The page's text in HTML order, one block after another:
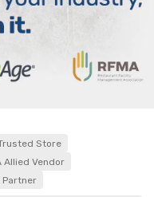
Store
Allied Vendor
Partner